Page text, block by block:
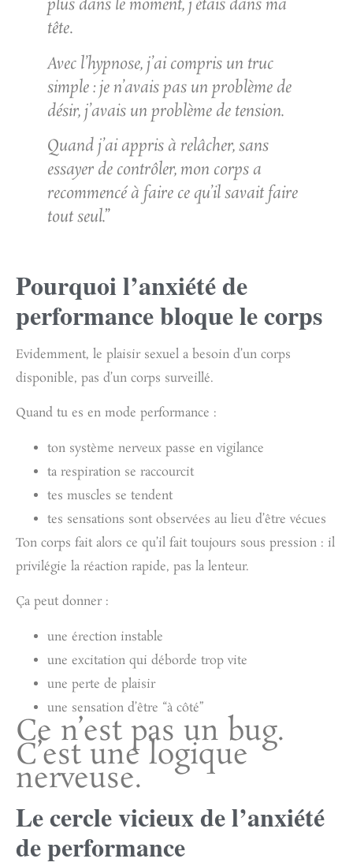
plus dans le moment, j’étais dans ma
tête.
Avec l’hypnose, j’ai compris un truc
simple : je n’avais pas un problème de
désir, j’avais un problème de tension.
Quand j’ai appris à relâcher, sans
essayer de contrôler, mon corps a
recommencé à faire ce qu’il savait faire
tout seul.”
Pourquoi l’anxiété de
performance bloque le corps
Evidemment, le plaisir sexuel a besoin d’un corps
disponible, pas d’un corps surveillé.
Quand tu es en mode performance :
ton système nerveux passe en vigilance
ta respiration se raccourcit
tes muscles se tendent
tes sensations sont observées au lieu d’être vécues
Ton corps fait alors ce qu’il fait toujours sous pression : il
privilégie la réaction rapide, pas la lenteur.
Ça peut donner :
une érection instable
une excitation qui déborde trop vite
une perte de plaisir
une sensation d’être “à côté”
Ce n’est pas un bug.
C’est une logique
nerveuse.
Le cercle vicieux de l’anxiété
de performance